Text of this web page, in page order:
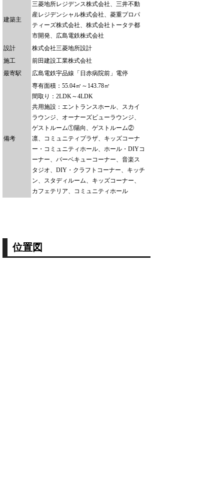
建築主
三菱地所レジデンス株式会社、三井不動
産レジデンシャル株式会社、菱重プロパ
ティーズ株式会社、株式会社トータテ都
市開発、広島電鉄株式会社
設計
株式会社三菱地所設計
施工
前田建設工業株式会社
最寄駅
広島電鉄宇品線「日赤病院前」電停
備考
専有面積：55.04㎡～143.78㎡
間取り：2LDK～4LDK
共用施設：エントランスホール、スカイ
ラウンジ、オーナーズビューラウンジ、
ゲストルーム①陽向、ゲストルーム②
凛、コミュニティプラザ、キッズコーナ
ー・コミュニティホール、ホール・DIYコ
ーナー、バーベキューコーナー、音楽ス
タジオ、DIY・クラフトコーナー、キッチ
ン、スタディルーム、キッズコーナー、
カフェテリア、コミュニティホール
位置図